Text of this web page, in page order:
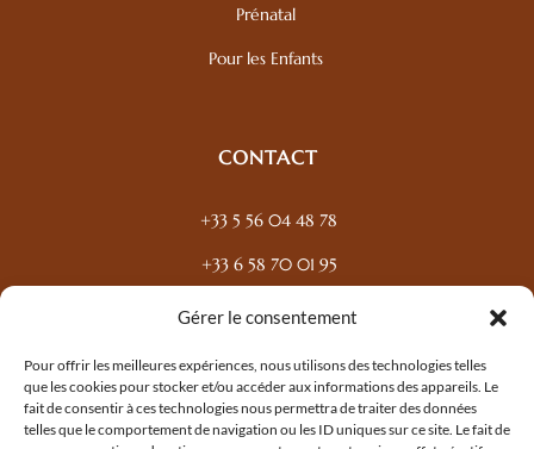
Gérer le consentement
Pour offrir les meilleures expériences, nous utilisons des technologies telles
que les cookies pour stocker et/ou accéder aux informations des appareils. Le
fait de consentir à ces technologies nous permettra de traiter des données
telles que le comportement de navigation ou les ID uniques sur ce site. Le fait de
Prénatal
Pour les Enfants
CONTACT
+33 5 56 04 48 78
+33 6 58 70 01 95
83 Cours Balguerie Stuttenberg, 33300 Bordeaux